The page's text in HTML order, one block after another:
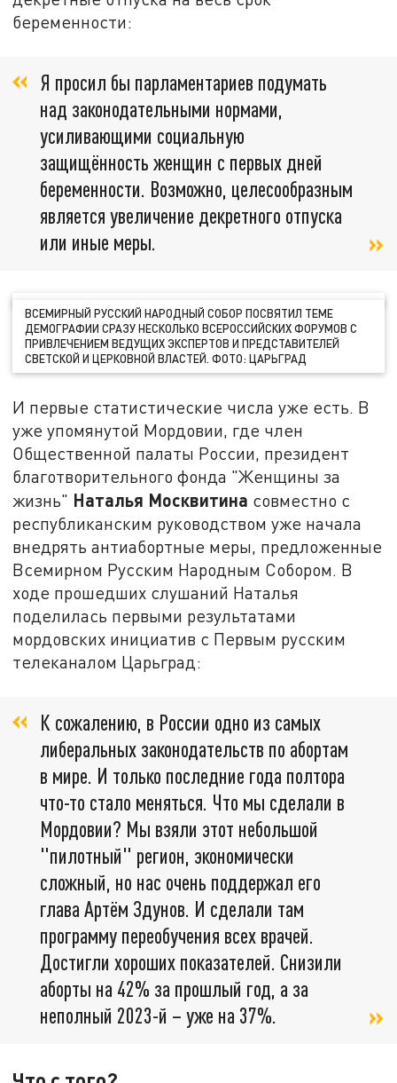
беременности:
Я просил бы парламентариев подумать
над законодательными нормами,
усиливающими социальную
защищённость женщин с первых дней
беременности. Возможно, целесообразным
является увеличение декретного отпуска
или иные меры.
ВСЕМИРНЫЙ РУССКИЙ НАРОДНЫЙ СОБОР ПОСВЯТИЛ ТЕМЕ
ДЕМОГРАФИИ СРАЗУ НЕСКОЛЬКО ВСЕРОССИЙСКИХ ФОРУМОВ С
ПРИВЛЕЧЕНИЕМ ВЕДУЩИХ ЭКСПЕРТОВ И ПРЕДСТАВИТЕЛЕЙ
СВЕТСКОЙ И ЦЕРКОВНОЙ ВЛАСТЕЙ. ФОТО: ЦАРЬГРАД
И первые статистические числа уже есть. В
уже упомянутой Мордовии, где член
Общественной палаты России, президент
благотворительного фонда "Женщины за
жизнь" Наталья Москвитина совместно с
республиканским руководством уже начала
внедрять антиабортные меры, предложенные
Всемирном Русским Народным Собором. В
ходе прошедших слушаний Наталья
поделилась первыми результатами
мордовских инициатив с Первым русским
телеканалом Царьград:
К сожалению, в России одно из самых
либеральных законодательств по абортам
в мире. И только последние года полтора
что-то стало меняться. Что мы сделали в
Мордовии? Мы взяли этот небольшой
"пилотный" регион, экономически
сложный, но нас очень поддержал его
глава Артём Здунов. И сделали там
программу переобучения всех врачей.
Достигли хороших показателей. Снизили
аборты на 42% за прошлый год, а за
неполный 2023-й – уже на 37%.